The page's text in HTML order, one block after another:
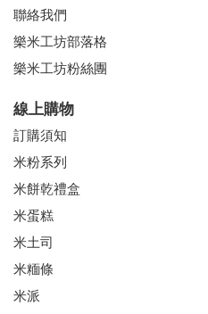
聯絡我們
樂米工坊部落格
樂米工坊粉絲團
線上購物
訂購須知
米粉系列
米餅乾禮盒
米蛋糕
米土司
米糆條
米派